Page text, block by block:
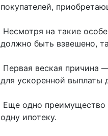
покупателей,
Несмотря на такие
должно быть взвешено,
Первая веская причина
для ускоренной выплаты
Еще одно
одну ипотеку.